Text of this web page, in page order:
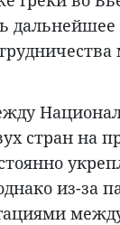
стран на
из-за